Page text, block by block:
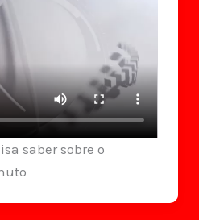
saber sobre o